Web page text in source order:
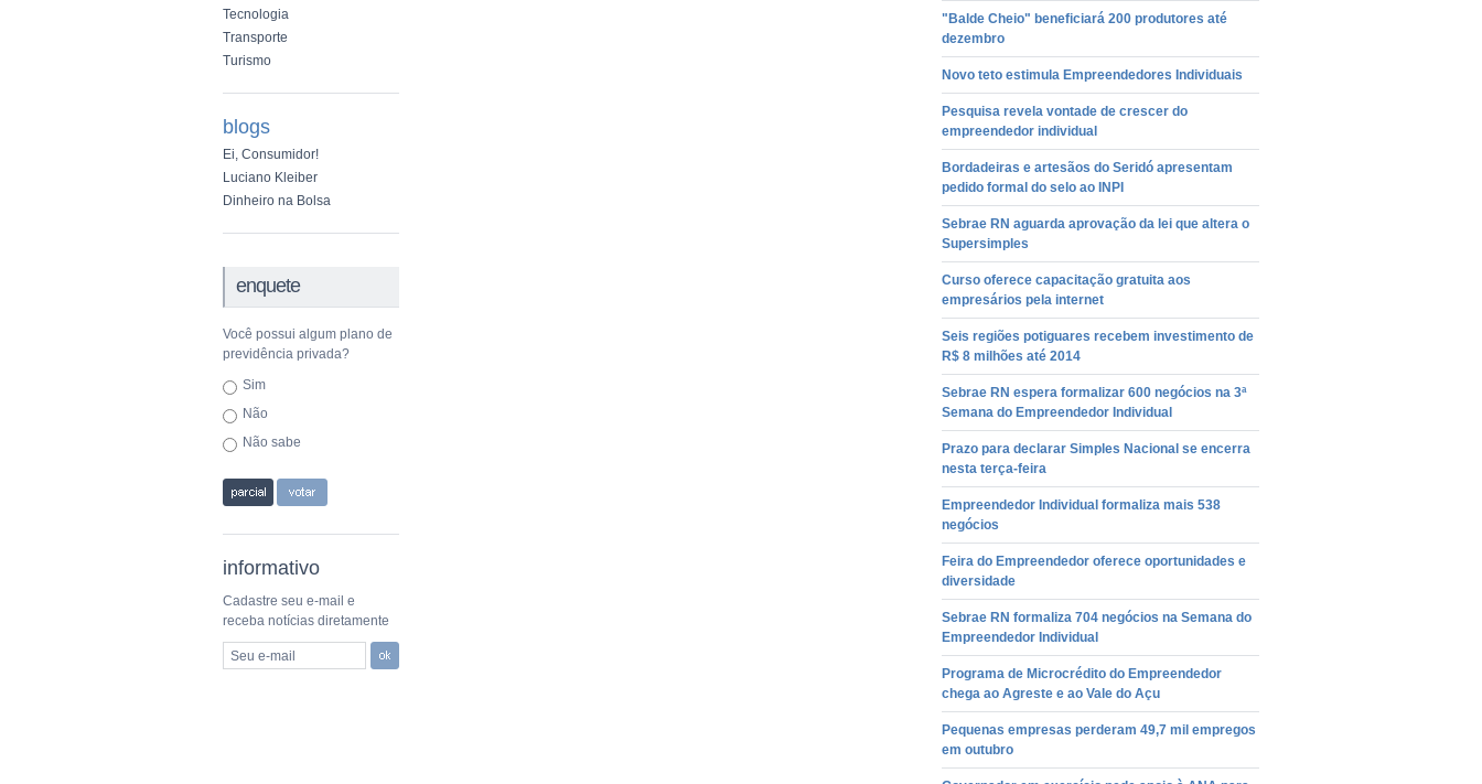
Tecnologia
Transporte
Turismo
blogs
Ei, Consumidor!
Luciano Kleiber
Dinheiro na Bolsa
enquete
Você possui algum plano de
previdência privada?
Sim
Não
Não sabe
informativo
Cadastre seu e-mail e
receba notícias diretamente
Seu e-mail
"Balde Cheio" beneficiará 200 produtores até
dezembro
Novo teto estimula Empreendedores Individuais
Pesquisa revela vontade de crescer do
empreendedor individual
Bordadeiras e artesãos do Seridó apresentam
pedido formal do selo ao INPI
Sebrae RN aguarda aprovação da lei que altera o
Supersimples
Curso oferece capacitação gratuita aos
empresários pela internet
Seis regiões potiguares recebem investimento de
R$ 8 milhões até 2014
Sebrae RN espera formalizar 600 negócios na 3ª
Semana do Empreendedor Individual
Prazo para declarar Simples Nacional se encerra
nesta terça-feira
Empreendedor Individual formaliza mais 538
negócios
Feira do Empreendedor oferece oportunidades e
diversidade
Sebrae RN formaliza 704 negócios na Semana do
Empreendedor Individual
Programa de Microcrédito do Empreendedor
chega ao Agreste e ao Vale do Açu
Pequenas empresas perderam 49,7 mil empregos
em outubro